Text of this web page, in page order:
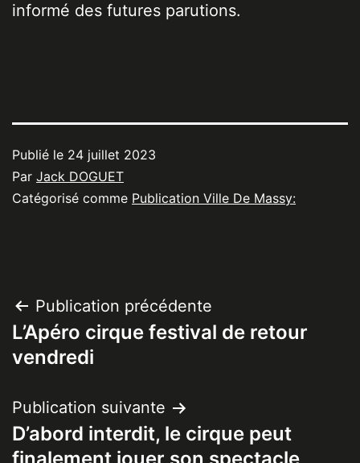
informé des futures parutions.
Publié le 24 juillet 2023
Par Jack DOGUET
Catégorisé comme Publication Ville De Massy:
Navigation
de
Publication précédente
L’Apéro cirque festival de retour
vendredi
Publication suivante
D’abord interdit, le cirque peut